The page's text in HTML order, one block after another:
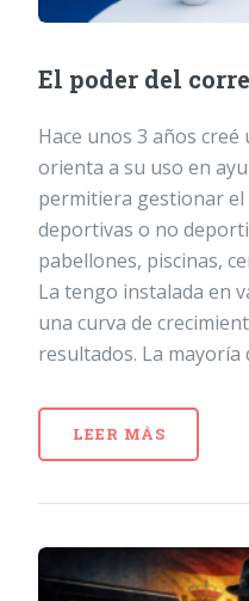
El poder del
Hace unos 3 años
orienta a su uso en
permitiera gestionar
deportivas o no
pabellones, piscinas,
La tengo instalada en
una curva de
resultados. La mayoría
LEER MÁS